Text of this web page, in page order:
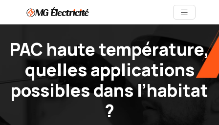
PAC haute température,
quelles applications
possibles dans l’habitat
?